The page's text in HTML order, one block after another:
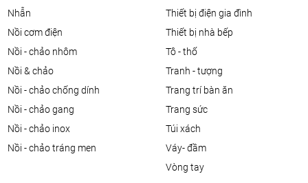
nhẫn
nồi cơm điện
nồi - chảo nhôm
nồi & chảo
nồi - chảo chống dính
nồi - chảo gang
nồi - chảo inox
nồi - chảo tráng men
thiết bị điện gia đình
thiết bị nhà bếp
tô - thố
tranh - tượng
trang trí bàn ăn
trang sức
túi xách
váy- đầm
vòng tay